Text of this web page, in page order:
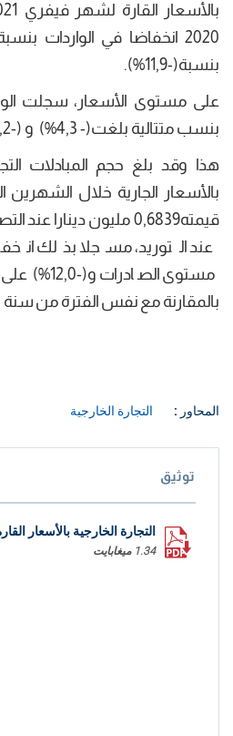
بنسبة(-11,9%).
على مستوى الأسعار، سجلت
بنسب متتالية بلغت(- 4,3%) و (-0,2 %).
هذا وقد بلغ حجم المبادلات
مستوى
بالمقارنة مع نفس الفترة من سنة 2020.
المحاور : التجارة الخارجية
توثيق
التجارة الخارجية بالأسعار
1.34 ميغابايت